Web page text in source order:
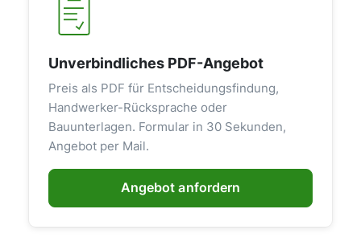
Unverbindliches PDF-Angebot
Preis als PDF für Entscheidungsfindung,
Handwerker-Rücksprache oder
Bauunterlagen. Formular in 30 Sekunden,
Angebot per Mail.
Angebot anfordern